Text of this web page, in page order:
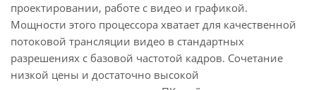
проектировании, работе с видео и графикой.
Мощности этого процессора хватает для качественной
потоковой трансляции видео в стандартных
разрешениях с базовой частотой кадров. Сочетание
низкой цены и достаточно высокой